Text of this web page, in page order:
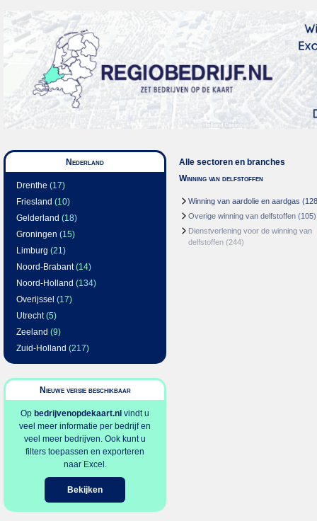
Nederland
Drenthe (17)
Friesland (10)
Gelderland (18)
Groningen (15)
Limburg (21)
Noord-Brabant(14)
Noord-Holland (134)
Overijssel (17)
Utrecht(5)
Zeeland (9)
Zuid-Holland (217)
Nieuwe versie beschikbaar
Op bedrijvenopdekaart.nl vindt u
veel meer informatie per bedrijf en
veel meer bedrijven. Ook kunt u
filters toepassen en exporteren
naar Excel.
Bekijken
Alle sectoren en branches
Winning van delfstoffen
Winning van aardolie en aardgas
Overige winning van delfstoffen (105)
Dienstverlening voor de winning van
delfstoffen (244)